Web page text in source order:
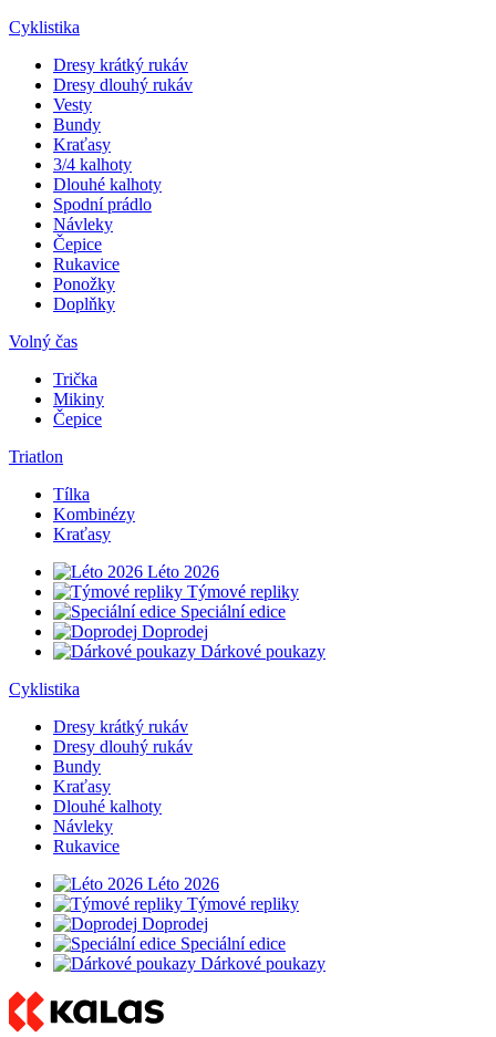
Cyklistika
Dresy krátký rukáv
Dresy dlouhý rukáv
Vesty
Bundy
Kraťasy
3/4 kalhoty
Dlouhé kalhoty
Spodní prádlo
Návleky
Čepice
Rukavice
Ponožky
Doplňky
Volný čas
Trička
Mikiny
Čepice
Triatlon
Tílka
Kombinézy
Kraťasy
Léto 2026
Týmové repliky
Speciální edice
Doprodej
Dárkové poukazy
Cyklistika
Dresy krátký rukáv
Dresy dlouhý rukáv
Bundy
Kraťasy
Dlouhé kalhoty
Návleky
Rukavice
Léto 2026
Týmové repliky
Doprodej
Speciální edice
Dárkové poukazy